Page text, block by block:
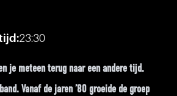
23:30
je meteen terug naar een andere tijd.
Vanaf de jaren ’80 groeide de groep